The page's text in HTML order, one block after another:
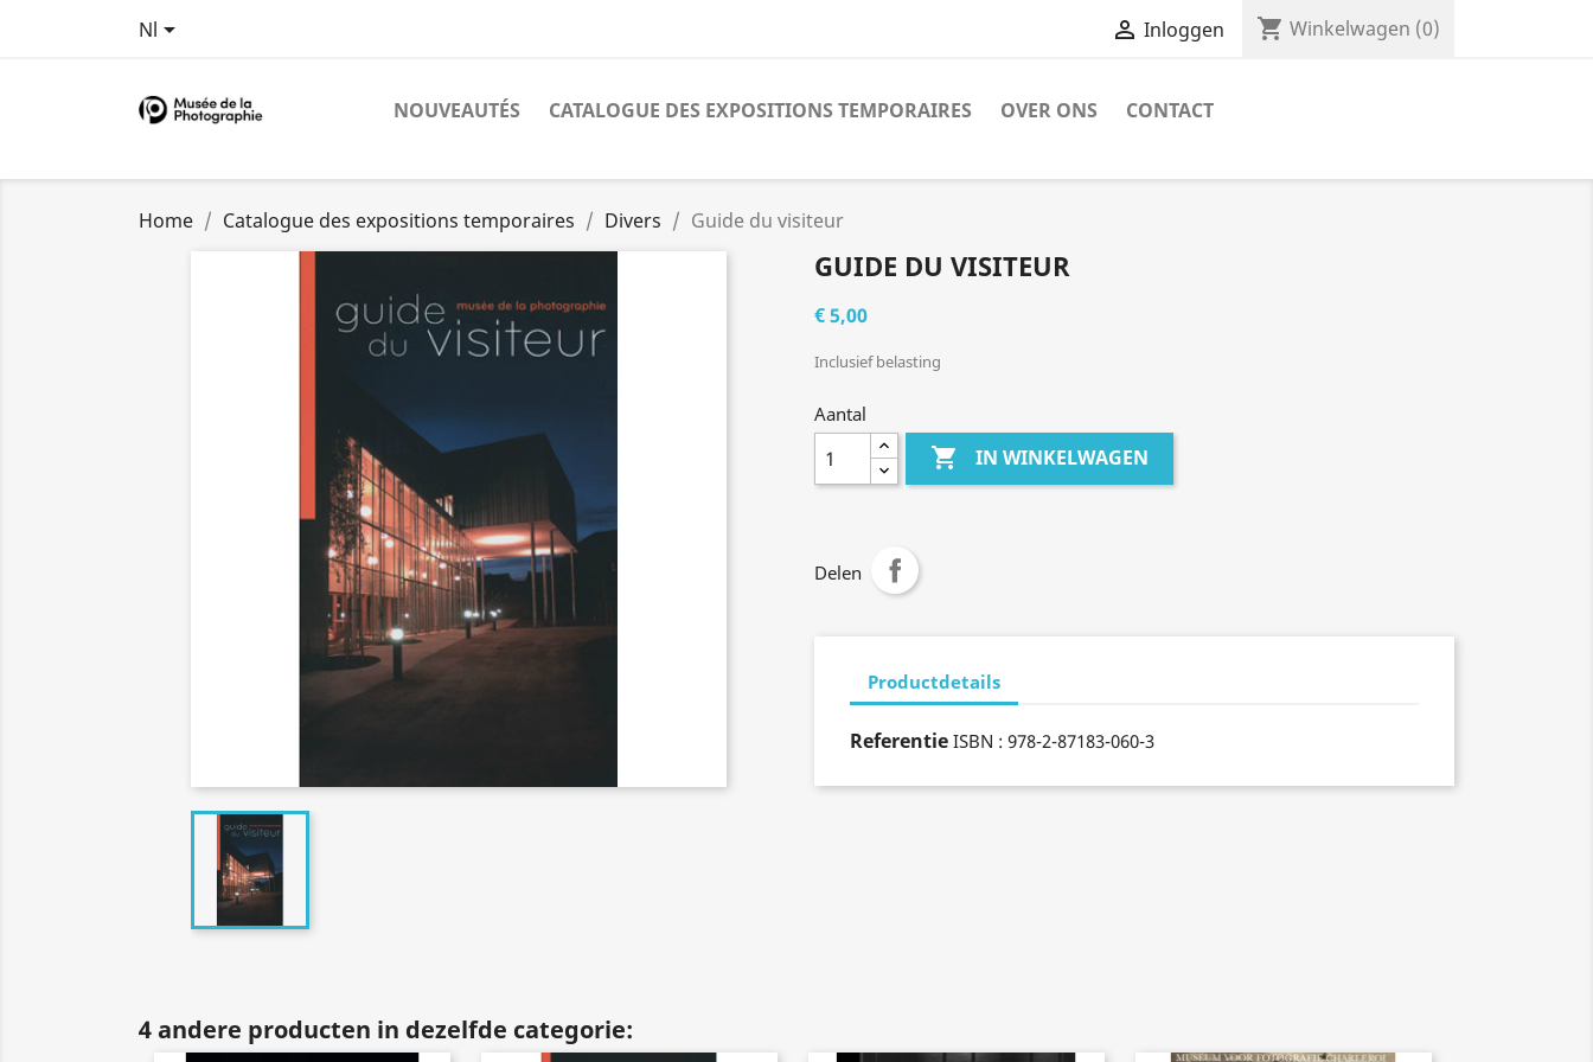
Nl  Inloggen shopping_cart Winkelwagen (0)
NOUVEAUTÉS CATALOGUE DES EXPOSITIONS TEMPORAIRES OVER ONS CONTACT
Home Catalogue des expositions temporaires Divers Guide du visiteur
GUIDE DU VISITEUR
€ 5,00
Inclusief belasting
Aantal
 IN WINKELWAGEN
Delen
Productdetails
Referentie ISBN : 978-2-87183-060-3
4 andere producten in dezelfde categorie: